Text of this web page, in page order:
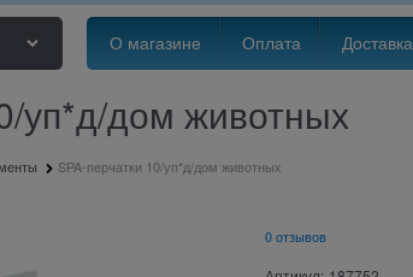
О магазине Оплата Доставка
уп*д/дом животных
SPA-перчатки 10/уп*д/дом животных
0 отзывов